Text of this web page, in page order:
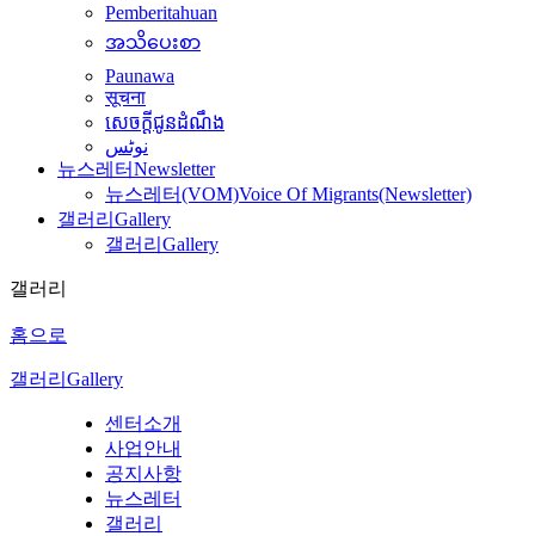
Pemberitahuan
အသိပေးစာ
Paunawa
सूचना
សេចក្តីជូនដំណឹង
نوٹس
뉴스레터Newsletter
뉴스레터(VOM)Voice Of Migrants(Newsletter)
갤러리 Gallery
갤러리 Gallery
갤러리
홈으로
갤러리 Gallery
센터소개
사업안내
공지사항
뉴스레터
갤러리